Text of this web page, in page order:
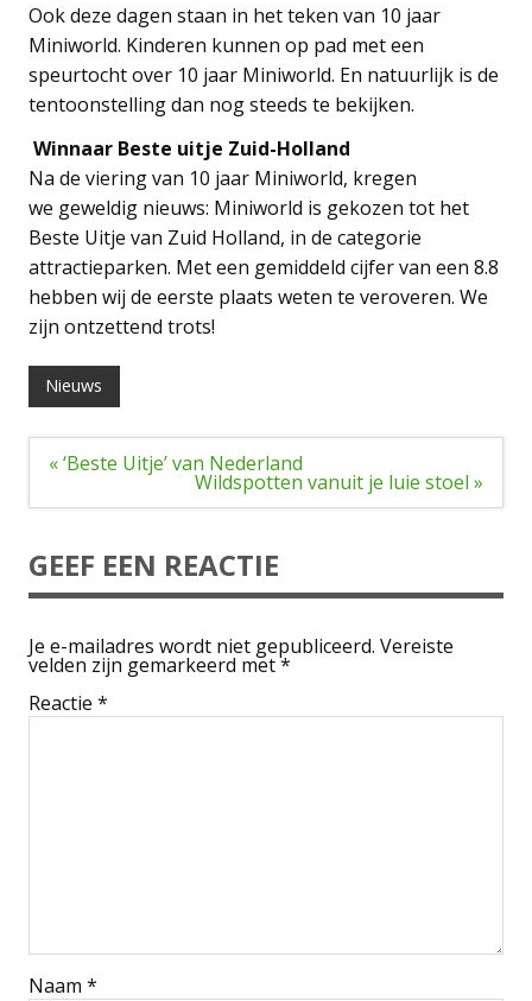
Ook deze dagen staan in het teken van 10 jaar
Miniworld. Kinderen kunnen op pad met een
speurtocht over 10 jaar Miniworld. En natuurlijk is de
tentoonstelling dan nog steeds te bekijken.
Winnaar Beste uitje Zuid-Holland
Na de viering van 10 jaar Miniworld, kregen
we geweldig nieuws: Miniworld is gekozen tot het
Beste Uitje van Zuid Holland, in de categorie
attractieparken. Met een gemiddeld cijfer van een 8.8
hebben wij de eerste plaats weten te veroveren. We
zijn ontzettend trots!
Nieuws
Bericht
« ‘Beste Uitje’ van Nederland
Wildspotten vanuit je luie stoel »
GEEF EEN REACTIE
Je e-mailadres wordt niet gepubliceerd. Vereiste
velden zijn gemarkeerd met*
Reactie *
Naam *